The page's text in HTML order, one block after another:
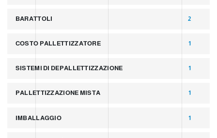
BARATTOLI 2
COSTO PALLETTIZZATORE 1
SISTEMI DI DEPALLETTIZZAZIONE 1
PALLETTIZZAZIONE MISTA 1
IMBALLAGGIO 1